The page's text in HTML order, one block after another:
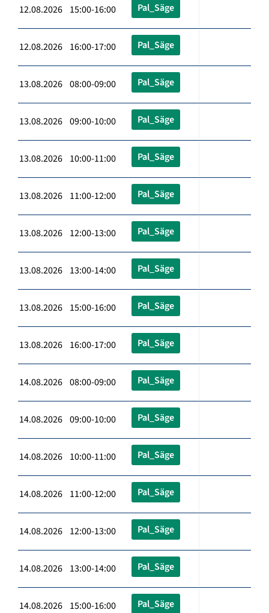
12.08.2026 15:00-16:00 Pal_Säge
12.08.2026 16:00-17:00 Pal_Säge
13.08.2026 08:00-09:00 Pal_Säge
13.08.2026 09:00-10:00 Pal_Säge
13.08.2026 10:00-11:00 Pal_Säge
13.08.2026 11:00-12:00 Pal_Säge
13.08.2026 12:00-13:00 Pal_Säge
13.08.2026 13:00-14:00 Pal_Säge
13.08.2026 15:00-16:00 Pal_Säge
13.08.2026 16:00-17:00 Pal_Säge
14.08.2026 08:00-09:00 Pal_Säge
14.08.2026 09:00-10:00 Pal_Säge
14.08.2026 10:00-11:00 Pal_Säge
14.08.2026 11:00-12:00 Pal_Säge
14.08.2026 12:00-13:00 Pal_Säge
14.08.2026 13:00-14:00 Pal_Säge
14.08.2026 15:00-16:00 Pal_Säge